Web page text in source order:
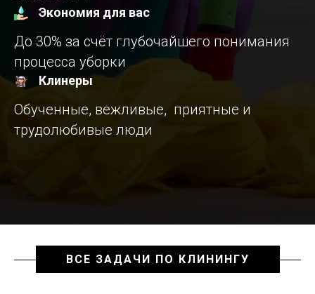
Экономия для вас
До 30% за счёт глубочайшего понимания
процесса уборки
Клинеры
Обученные, вежливые, приятные и
трудолюбивые люди
ВСЕ ЗАДАЧИ ПО КЛИНИНГУ